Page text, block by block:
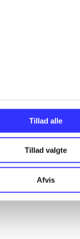
Tillad alle
Tillad valgte
Afvis
artikler fordelt på